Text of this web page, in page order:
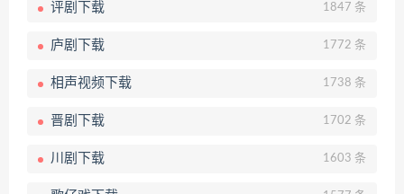
评剧下载 1847 条
庐剧下载 1772 条
相声视频下载 1738 条
晋剧下载 1702 条
川剧下载 1603 条